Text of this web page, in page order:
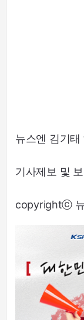
뉴스엔 김기
기사제보 및
copyrightⓒ 뉴